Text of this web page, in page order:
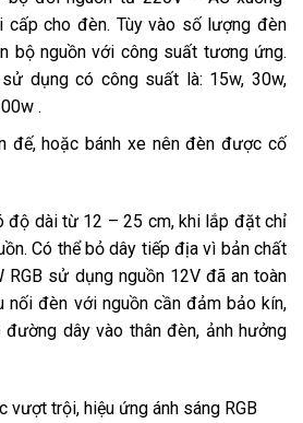
cấp cho đèn. Tùy vào số lượng đèn
bộ nguồn với công suất tương ứng.
dụng có công suất là: 15w, 30w,
.
đế, hoặc bánh xe nên đèn được cố
độ dài từ 12 – 25 cm, khi lắp đặt chỉ
Có thể bỏ dây tiếp địa vì bản chất
sử dụng nguồn 12V đã an toàn
nối đèn với nguồn cần đảm bảo kín,
dây vào thân đèn, ảnh hưởng
vượt trội, hiệu ứng ánh sáng RGB